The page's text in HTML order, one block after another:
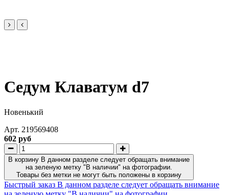
Седум Клаватум d7
Новенький
Арт. 219569408
602 руб
В корзину В данном разделе следует обращать внимание
на зеленую метку "В наличии" на фотографии.
Товары без метки не могут быть положены в корзину
Быстрый заказ В данном разделе следует обращать внимание